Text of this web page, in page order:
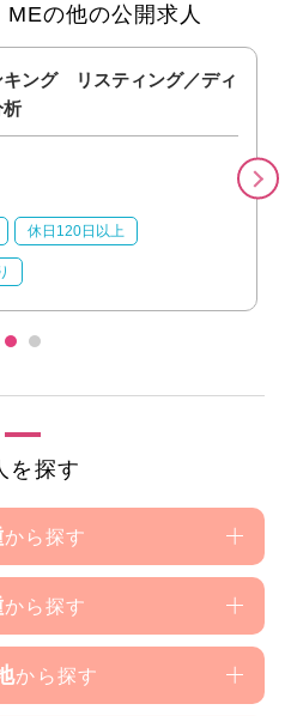
の他の公開求人
キング リスティング／ディ
析
休日120日以上
を探す
から探す
から探す
から探す